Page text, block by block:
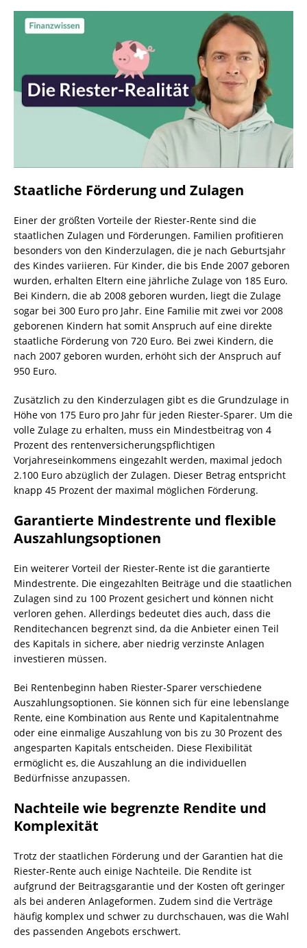
Staatliche Förderung und Zulagen
Einer der größten Vorteile der Riester-Rente sind die
staatlichen Zulagen und Förderungen. Familien profitieren
besonders von den Kinderzulagen, die je nach Geburtsjahr
des Kindes variieren. Für Kinder, die bis Ende 2007 geboren
wurden, erhalten Eltern eine jährliche Zulage von 185 Euro.
Bei Kindern, die ab 2008 geboren wurden, liegt die Zulage
sogar bei 300 Euro pro Jahr. Eine Familie mit zwei vor 2008
geborenen Kindern hat somit Anspruch auf eine direkte
staatliche Förderung von 720 Euro. Bei zwei Kindern, die
nach 2007 geboren wurden, erhöht sich der Anspruch auf
950 Euro.
Zusätzlich zu den Kinderzulagen gibt es die Grundzulage in
Höhe von 175 Euro pro Jahr für jeden Riester-Sparer. Um die
volle Zulage zu erhalten, muss ein Mindestbeitrag von 4
Prozent des rentenversicherungspflichtigen
Vorjahreseinkommens eingezahlt werden, maximal jedoch
2.100 Euro abzüglich der Zulagen. Dieser Betrag entspricht
knapp 45 Prozent der maximal möglichen Förderung.
Garantierte Mindestrente und flexible
Auszahlungsoptionen
Ein weiterer Vorteil der Riester-Rente ist die garantierte
Mindestrente. Die eingezahlten Beiträge und die staatlichen
Zulagen sind zu 100 Prozent gesichert und können nicht
verloren gehen. Allerdings bedeutet dies auch, dass die
Renditechancen begrenzt sind, da die Anbieter einen Teil
des Kapitals in sichere, aber niedrig verzinste Anlagen
investieren müssen.
Bei Rentenbeginn haben Riester-Sparer verschiedene
Auszahlungsoptionen. Sie können sich für eine lebenslange
Rente, eine Kombination aus Rente und Kapitalentnahme
oder eine einmalige Auszahlung von bis zu 30 Prozent des
angesparten Kapitals entscheiden. Diese Flexibilität
ermöglicht es, die Auszahlung an die individuellen
Bedürfnisse anzupassen.
Nachteile wie begrenzte Rendite und
Komplexität
Trotz der staatlichen Förderung und der Garantien hat die
Riester-Rente auch einige Nachteile. Die Rendite ist
aufgrund der Beitragsgarantie und der Kosten oft geringer
als bei anderen Anlageformen. Zudem sind die Verträge
häufig komplex und schwer zu durchschauen, was die Wahl
des passenden Angebots erschwert.